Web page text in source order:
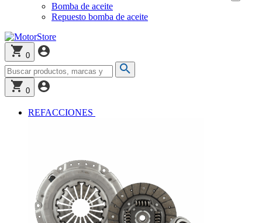
Bomba de aceite
Repuesto bomba de aceite
0
0
REFACCIONES